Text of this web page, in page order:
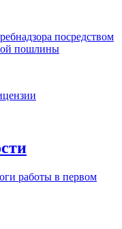
посредством
пошлины
работы в первом